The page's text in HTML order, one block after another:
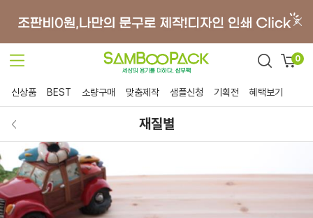
0
신상품 BEST 소량구매 맞춤제작 샘플신청 기획전 혜택보기
재질별